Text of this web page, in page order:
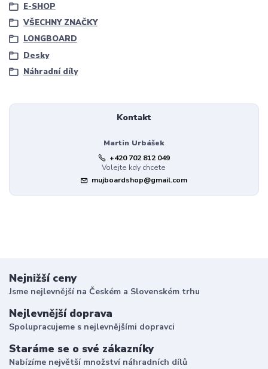
E-SHOP
VŠECHNY ZNAČKY
LONGBOARD
Desky
Náhradní díly
Kontakt
Martin Urbášek
+420 702 812 049
Volejte kdy chcete
mujboardshop@gmail.com
Nejnižší ceny
Jsme nejlevnější na Českém a Slovenském trhu
Nejlevnější doprava
Spolupracujeme s nejlevnějšími dopravci
Staráme se o své zákazníky
Nabízíme největší množství náhradních dílů